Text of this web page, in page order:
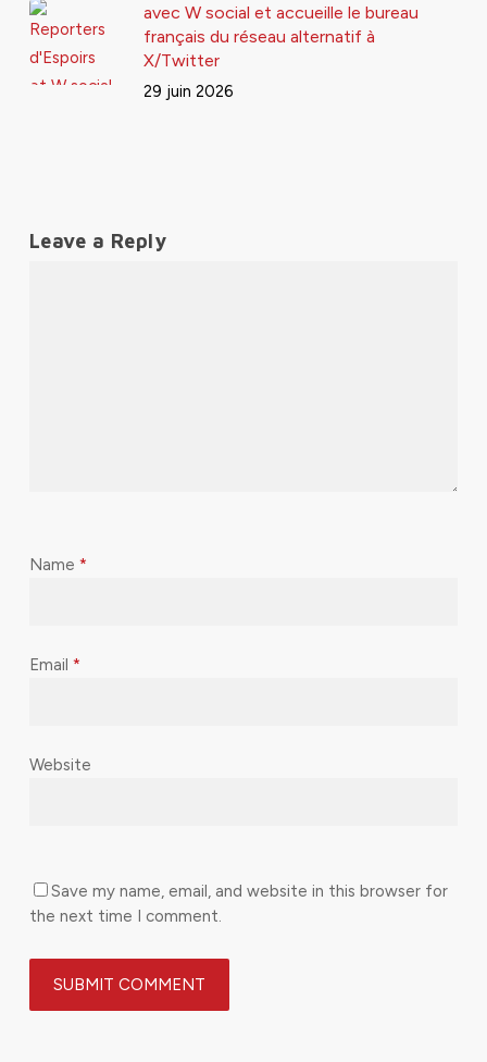
avec W social et accueille le bureau
français du réseau alternatif à
X/Twitter
29 juin 2026
Leave a Reply
Name *
Email *
Website
Save my name, email, and website in this browser for
the next time I comment.